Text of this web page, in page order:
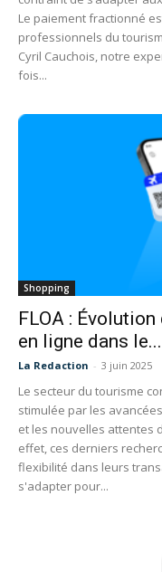
Le paiement fractionné
professionnels du
Cyril Cauchois, notre
fois...
Shopping
FLOA :
en ligne dans le...
La Redaction - 3 juin 2025
Le secteur du tourisme
stimulée par les
et les nouvelles attentes
effet, ces derniers
flexibilité dans leurs
s'adapter pour...